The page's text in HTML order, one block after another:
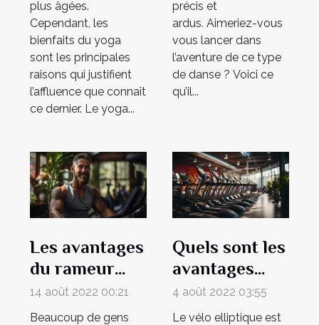
plus âgées.
Cependant, les
bienfaits du yoga
sont les principales
raisons qui justifient
l’affluence que connaît
ce dernier. Le yoga...
précis et
ardus. Aimeriez-vous
vous lancer dans
l’aventure de ce type
de danse ? Voici ce
qu’il...
Les avantages
du rameur
pour sport
maison
14 août 2022 00:21
Beaucoup de gens
Quels sont les
avantages
d’un vélo
elliptique ?
4 août 2022 03:55
Le vélo elliptique est